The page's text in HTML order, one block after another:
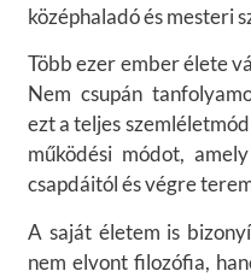
középhaladó és mesteri
Több ezer ember élete
Nem csupán
ezt a teljes
működési módot,
csapdáitól és végre
A saját életem is
nem elvont filozófia,